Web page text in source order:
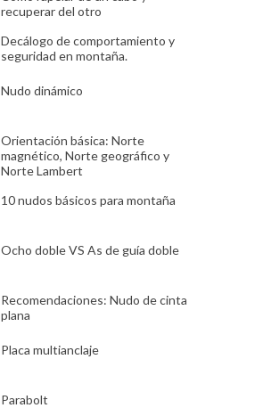
recuperar del otro
Decálogo de comportamiento y
seguridad en montaña.
Nudo dinámico
Orientación básica: Norte
magnético, Norte geográfico y
Norte Lambert
10 nudos básicos para montaña
Ocho doble VS As de guía doble
Recomendaciones: Nudo de cinta
plana
Placa multianclaje
Parabolt